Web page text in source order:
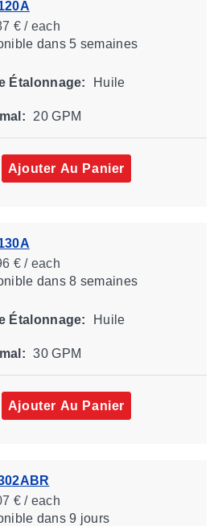
€ / each
dans 5 semaines
Étalonnage: Huile
20 GPM
Ajouter Au Panier
€ / each
dans 8 semaines
Étalonnage: Huile
30 GPM
Ajouter Au Panier
€ / each
dans 9 jours